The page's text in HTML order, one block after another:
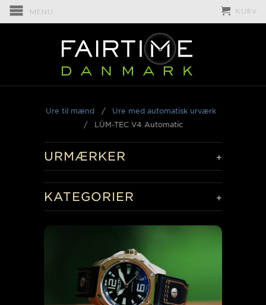
MENU KURV
Ure til mænd/ Ure med automatisk urværk
/ LÜM-TEC V4 Automatic
+
URMÆRKER
+
KATEGORIER